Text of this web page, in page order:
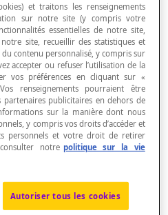
plus courtes distances
graphe connexe.
chemins entre deux
d'un graphe est le
longue de ces distances.
d'un graphe, il faut
le plus court entre chaque
grande longueur de l'un de
et traitons les renseignements
sur notre site (y compris votre
essentielles de notre site,
site, recueillir des statistiques et
contenu personnalisé, y compris sur
accepter ou refuser l’utilisation de la
vos préférences en cliquant sur «
renseignements pourraient être
partenaires publicitaires en dehors de
sur la manière dont nous
y compris vos droits d’accéder et
personnels et votre droit de retirer
notre politique sur la vie
Autoriser tous les cookies